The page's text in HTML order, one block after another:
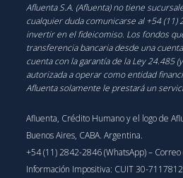
Afluenta S.A. (Afluenta) no tiene
cualquier duda comunicarse al +54
invertir en el fideicomiso. Los fondos
transferencia bancaria desde una
cuenta con la garantía de la Ley
autorizada a operar como entidad
Afluenta solamente le prestará un
Afluenta, Crédito Humano y el logo de
Buenos Aires, CABA. Argentina.
+54 (11) 2842-2846 (WhatsApp)– Correo
Información Impositiva: CUIT 30-